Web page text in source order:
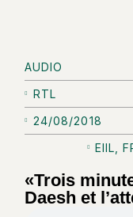
AUDIO
RTL
24/08/2018
EIIL ,
«Trois
Daesh et